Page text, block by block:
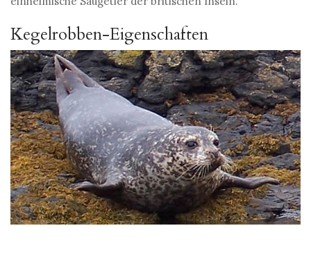
Kegelrobben-Eigenschaften